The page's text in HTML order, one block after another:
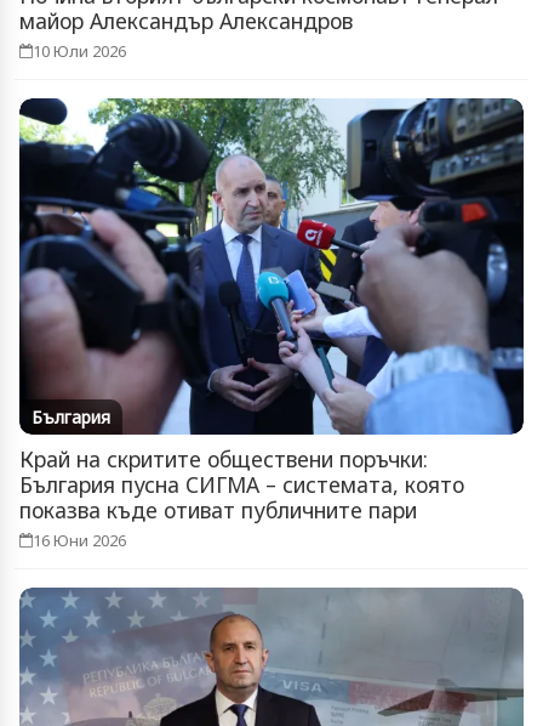
майор Александър Александров
10 Юли 2026
България
Край на скритите обществени поръчки:
България пусна СИГМА – системата, която
показва къде отиват публичните пари
16 Юни 2026